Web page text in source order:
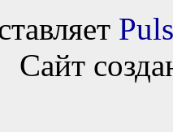
Сайт